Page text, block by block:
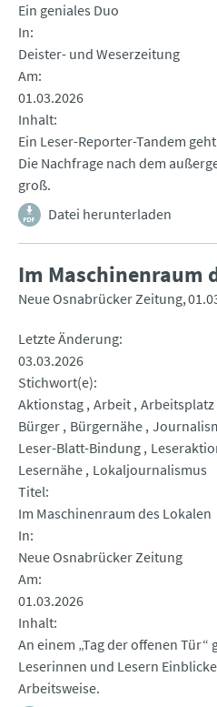
Ein geniales Duo
In
Deister- und Weserzeitung
Am
01.03.2026
Inhalt
Ein Leser-Reporter-Tandem
Die Nachfrage nach dem
groß.
Datei herunterladen
Im Maschinenraum
Neue Osnabrücker Zeitung
Letzte Änderung
03.03.2026
Stichwort(e)
Aktionstag Arbeit Arbeitsplatz
Bürger Bürgernähe
Leser-Blatt-Bindung
Lesernähe Lokaljournalismus
Titel
Im Maschinenraum des Lokalen
In
Neue Osnabrücker Zeitung
Am
01.03.2026
Inhalt
An einem „Tag der offenen
Leserinnen und Lesern
Arbeitsweise.